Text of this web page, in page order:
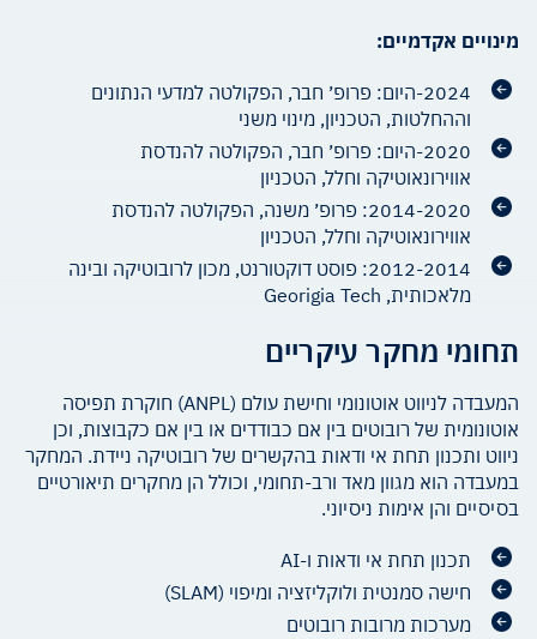
מינויים אקדמיים:
2024-היום: פרופ׳ חבר, הפקולטה למדעי הנתונים
וההחלטות, הטכניון, מינוי משני
2020-היום: פרופ׳ חבר, הפקולטה להנדסת
אווירונאוטיקה וחלל, הטכניון
2014-2020: פרופ׳ משנה, הפקולטה להנדסת
אווירונאוטיקה וחלל, הטכניון
2012-2014: פוסט דוקטורנט, מכון לרובוטיקה ובינה
מלאכותית, Georigia Tech
תחומי מחקר עיקריים
המעבדה לניווט אוטונומי וחישת עולם (ANPL) חוקרת תפיסה
אוטונומית של רובוטים בין אם כבודדים או בין אם כקבוצות, וכן
ניווט ותכנון תחת אי ודאות בהקשרים של רובוטיקה ניידת. המחקר
במעבדה הוא מגוון מאד ורב-תחומי, וכולל הן מחקרים תיאורטיים
בסיסיים והן אימות ניסיוני.
תכנון תחת אי ודאות ו-AI
חישה סמנטית ולוקליזציה ומיפוי (SLAM)
מערכות מרובות רובוטים